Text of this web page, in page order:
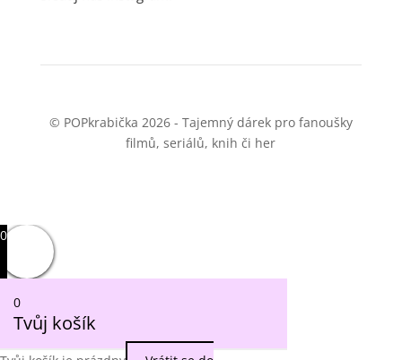
© POPkrabička 2026 - Tajemný dárek pro fanoušky
filmů, seriálů, knih či her
0
0
Tvůj košík